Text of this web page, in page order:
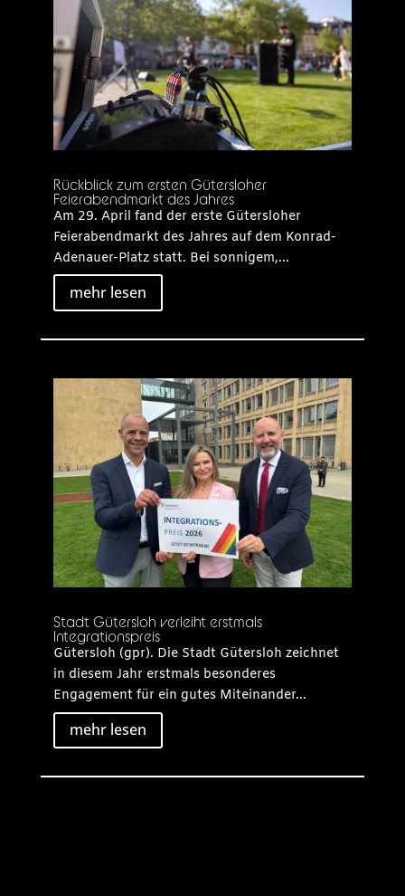
Rückblick zum ersten Gütersloher
Feierabendmarkt des Jahres
Am 29. April fand der erste Gütersloher
Feierabendmarkt des Jahres auf dem Konrad-
Adenauer-Platz statt. Bei sonnigem,...
mehr lesen
Stadt Gütersloh verleiht erstmals
Integrationspreis
Gütersloh (gpr). Die Stadt Gütersloh zeichnet
in diesem Jahr erstmals besonderes
Engagement für ein gutes Miteinander...
mehr lesen